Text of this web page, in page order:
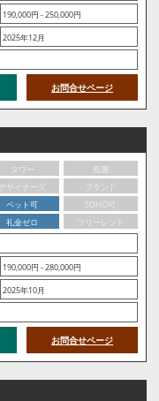
190,000円 - 250,000円
2025年12月
お問合せページ
タワー
低層
デザイナーズ
ブランド
ペット可
SOHO可
礼金ゼロ
フリーレント
190,000円 - 280,000円
2025年10月
お問合せページ